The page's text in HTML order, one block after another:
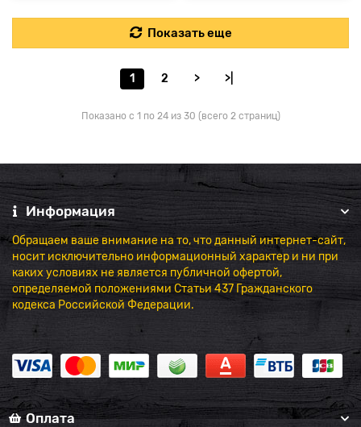
Показать еще
1 2 > >|
Показано с 1 по 24 из 30 (всего 2 страниц)
Информация
Обращаем ваше внимание на то, что данный интернет-сайт,
носит исключительно информационный характер и ни при
каких условиях не является публичной офертой,
определяемой положениями Статьи 437 Гражданского
кодекса Российской Федерации.
Оплата